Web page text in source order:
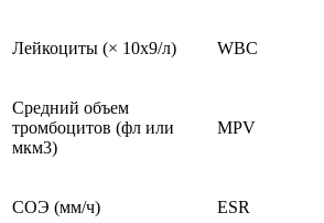
Лейкоциты (× 10х9/л) WBC
Средний объем
тромбоцитов (фл или
мкм3)
MPV
СОЭ (мм/ч) ESR